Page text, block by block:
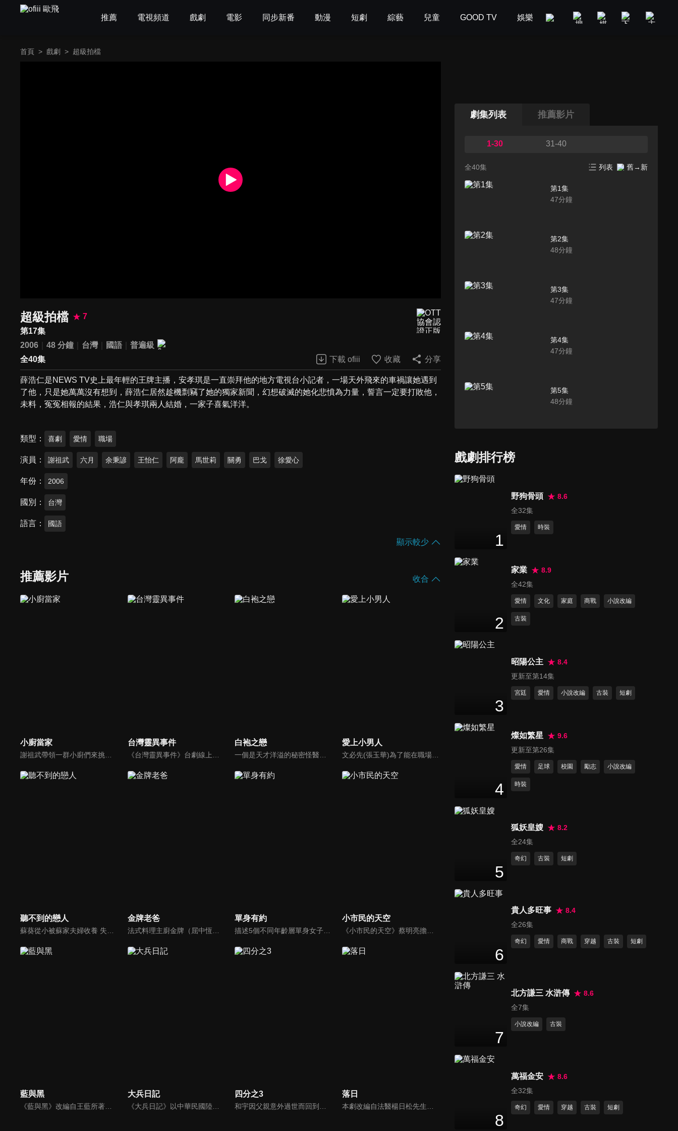
推薦 電視頻道 戲劇 電影 同步新番 動漫 短劇 綜藝 兒童 GOOD TV 娛樂 美食旅遊 新聞政論
首頁 > 戲劇 > 超級拍檔
超級拍檔
7
第17集
2006
48 分鐘 台灣 國語
普遍級
全40集
下載 ofiii 收藏 分享
薛浩仁是NEWS TV史上最年輕的王牌主播，安孝琪是一直崇拜他的地方電視台小記者，一場天外飛來的車禍讓她遇到
了他，只是她萬萬沒有想到，薛浩仁居然趁機剽竊了她的獨家新聞，幻想破滅的她化悲憤為力量，誓言一定要打敗他，
未料，冤冤相報的結果，浩仁與孝琪兩人結婚，一家子喜氣洋洋。
類型 喜劇 愛情 職場
演員 謝祖武 六月 余秉諺 王怡仁 阿龐 馬世莉 關勇 巴戈 徐愛心
年份 2006
國別 台灣
語言 國語
顯示較少
推薦影片 收合
小廚當家 台灣靈異事件 白袍之戀 愛上小男人
文必先(張玉華)為了能在職場上與人比拼，武裝自己成為精明幹練的模樣，事實上卻是個外剛內柔的寂寞女子，在一次機會中，與著名難纏人物葛靖(林佑威)共事；李西西(于莉)是個漂亮聰明的花蝴蝶；沈一柔(暄妮)，大學畢業後就結婚，標準的溫室花朵，3人會激盪出什麼樣的火花呢？
聽不到的戀人 金牌老爸 單身有約 小市民的天空
《小市民的天空》蔡明亮擔任策劃，交由不同導演負責，蔡明亮自己編導了其中的四部：《我的名字叫做瑪麗》、《麗香的感情線》、《阿雄的初戀情人》和《給我一個家》。
藍與黑
《藍與黑》改編自王藍所著的同名長篇小說（1958年發行，該書被譽為四大抗戰小說之一），故事發生在民國26年對日抗戰爆發到39年國民政府遷台期間，場景則橫跨天津、北平、重慶、上海到台灣，描述孤女唐琪、千金大小姐鄭美莊與孤兒張醒亞「兩女一男」之間，一段見證大時代的烽火戀。
大兵日記
《大兵日記》以中華民國陸軍軍事訓練為題材，是金鰲勳執導的第一部連續劇；其中第1至第23集故事背景為位於台東縣的陸軍台東防衛司令部太平營區新兵訓練中心，自第24集始移往陸軍特戰部隊。
四分之3
和宇因父親意外過世而回到家鄉，面臨被迫接手的賣菜車生意，以及因跛腳而過度保護他的母親，頓時讓和宇的世界瞬間崩塌，陷入絕望。就在此時，和宇遇見駐村藝術家玟萱，第一個不把自己跛腳當回事的女孩，還約跛腳的自己去騎單車，她在和宇混亂的世界裡，開了一扇窗，並協助他重新理解所謂的家庭。
落日
本劇改編自法醫楊日松先生一生所遭遇的真實案件。敘述終身奉獻台灣法醫志業、不求名利但求正義的法醫楊百川(劇中名)，及其從事於第一線法網工作的摯友、長官及學生，所共同面臨的刑事案件挑戰，是一部題材特殊且富社會意義的傳記式警匪推理劇集。
劇集列表 推薦影片
1-30 31-40
全40集 列表 舊→新
第1集
47分鐘
第2集
48分鐘
第3集
47分鐘
第4集
47分鐘
第5集
48分鐘
48
分鐘
第11集
48
分鐘
48 分鐘
第16集
第17集
分鐘
戲劇排行榜
1
野狗骨頭
8.6
全32集
愛情 時裝
2
家業
8.9
全42集
愛情 文化 家庭 商戰 小說改編
古裝
3
昭陽公主
8.4
更新至第14集
宮廷 愛情 小說改編 古裝 短劇
4
燦如繁星
9.6
更新至第26集
愛情 足球 校園 勵志 小說改編
時裝
5
狐妖皇嫂
8.2
全24集
奇幻 古裝 短劇
6
貴人多旺事
8.4
全26集
奇幻 愛情 商戰 穿越 古裝 短劇
7
北方謙三 水滸傳
8.6
全7集
小說改編 古裝
8
萬福金安
8.6
全32集
奇幻 愛情 穿越 古裝 短劇